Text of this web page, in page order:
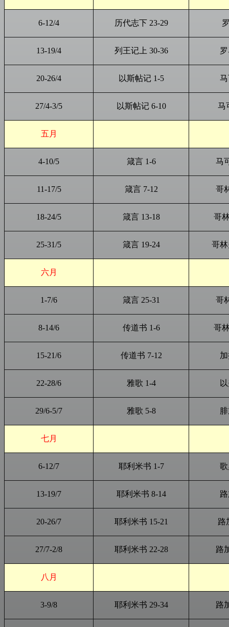
6-12/4 历代志下 23-29
13-19/4 列王记上 30-36
20-26/4 以斯帖记 1-5
27/4-3/5 以斯帖记 6-10 马
五月
4-10/5 箴言 1-6 马
11-17/5 箴言 7-12 哥
18-24/5 箴言 13-18 哥
25-31/5 箴言 19-24 哥林
六月
1-7/6 箴言 25-31 哥
8-14/6 传道书 1-6 哥
15-21/6 传道书 7-12
22-28/6 雅歌 1-4
29/6-5/7 雅歌 5-8
七月
6-12/7 耶利米书 1-7
13-19/7 耶利米书 8-14
20-26/7 耶利米书 15-21 路
27/7-2/8 耶利米书 22-28 路
八月
3-9/8 耶利米书 29-34 路